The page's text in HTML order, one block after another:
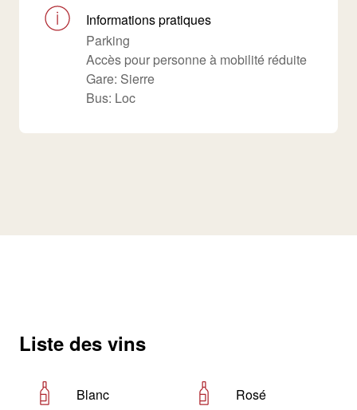
Informations pratiques
Parking
Accès pour personne à mobilité réduite
Gare: Sierre
Bus: Loc
Liste des vins
Blanc
Rosé